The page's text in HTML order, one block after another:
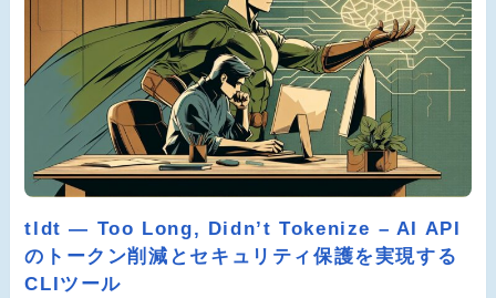
tldt — Too Long, Didn’t Tokenize – AI API
のトークン削減とセキュリティ保護を実現する
CLIツール